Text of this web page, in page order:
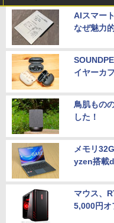
AIスマー
なぜ魅力
イヤーカ
鳥肌もの
した！
メモリ
yzen搭載
マウス、
5,000円オ